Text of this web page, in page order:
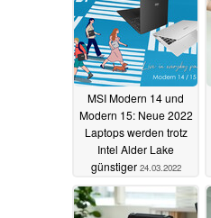
MSI Modern 14 und
Modern 15: Neue 2022
Laptops werden trotz
Intel Alder Lake
günstiger 24.03.2022